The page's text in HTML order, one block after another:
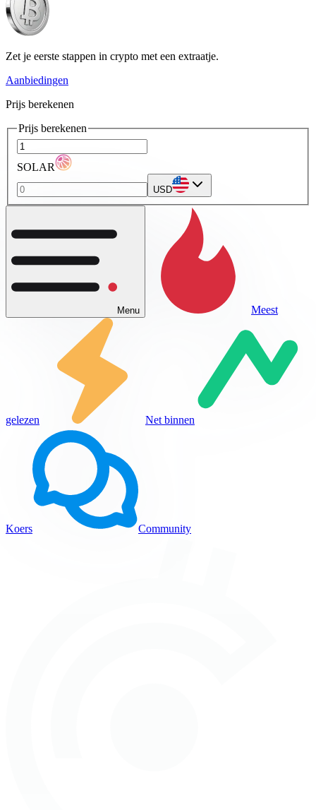
Zet je eerste stappen in crypto met een extraatje.
Aanbiedingen
Prijs berekenen
Prijs berekenen
SOLAR
USD
Menu Meest
gelezen Net binnen
Koers Community